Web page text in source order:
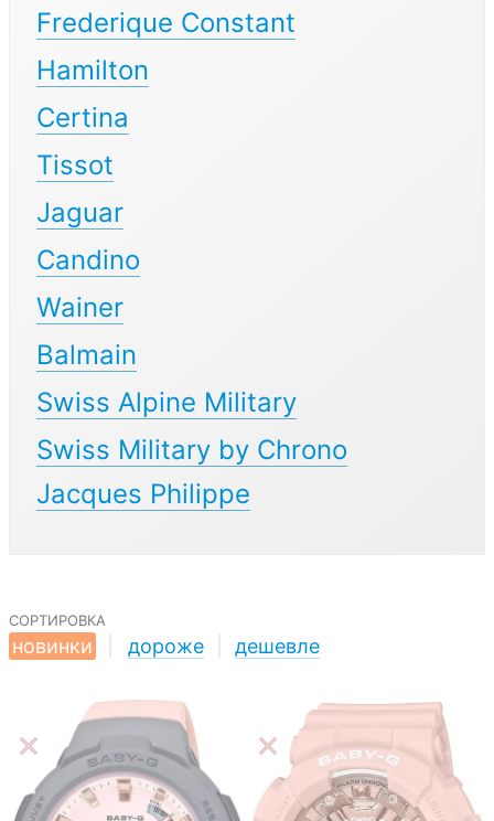
Frederique Constant
Hamilton
Certina
Tissot
Jaguar
Candino
Wainer
Balmain
Swiss Alpine Military
Swiss Military by Chrono
Jacques Philippe
сортировка
новинки
дороже дешевле